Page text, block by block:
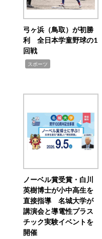
弓ヶ浜（鳥取）が初勝
利 全日本学童野球の1
回戦
スポーツ
ノーベル賞受賞・白川
英樹博士が小中高生を
直接指導 名城大学が
講演会と導電性プラス
チック実験イベントを
開催